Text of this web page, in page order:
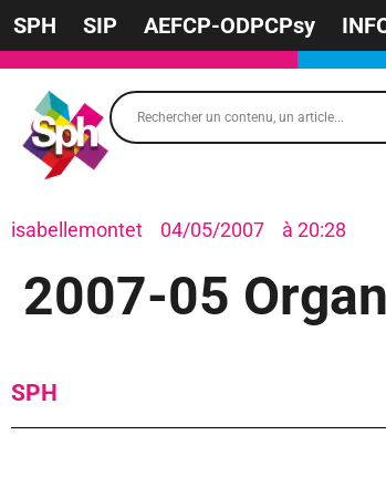
SPH SIP AEFCP-ODPCPsy
isabellemontet 04/05/2007 à 20:28
2007-05
SPH